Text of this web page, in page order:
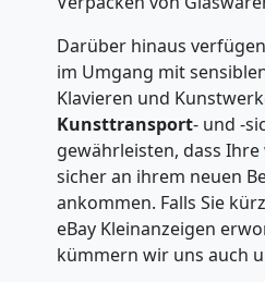
Darüber hinaus
im Umgang mit
Klavieren und
Kunsttransport- und -
gewährleisten, dass
sicher an ihrem neuen
ankommen. Falls Sie
eBay Kleinanzeigen
kümmern wir uns auch
International
Beiladung
National